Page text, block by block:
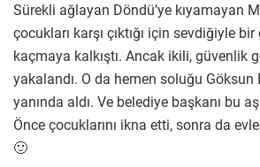
Sürekli ağlayan Döndü’ye kıyamayan
çocukları karşı çıktığı için sevdiğiyle
kaçmaya kalkıştı. Ancak ikili, güvenlik
yakalandı. O da hemen soluğu Göksun
yanında aldı. Ve belediye başkanı bu
Önce çocuklarını ikna etti, sonra da
🙂